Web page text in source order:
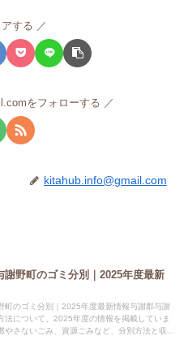
する
をフォローする
kitahub.info@gmail.com
謝野町のゴミ分別｜2025年度最新
町のゴミ分別｜2025年度最新情報与謝郡与謝
法について、2025年度の情報を掲載していま
やさないごみ、資源ごみなど、分別方法と収集